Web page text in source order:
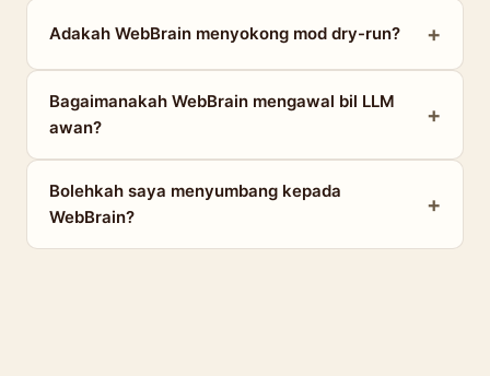
Adakah WebBrain menyokong mod dry-run?
Bagaimanakah WebBrain mengawal bil LLM
awan?
Bolehkah saya menyumbang kepada
WebBrain?